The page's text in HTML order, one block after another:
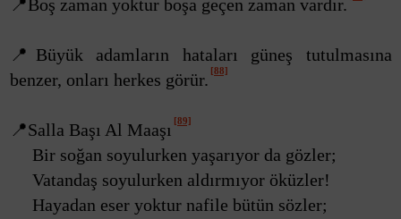
📍Boş zaman yoktur boşa geçen zaman vardır.
📍Büyük adamların hataları güneş tutulmasına
benzer, onları herkes görür. [88]
📍Salla Başı Al Maaşı [89]
Bir soğan soyulurken yaşarıyor da gözler;
Vatandaş soyulurken aldırmıyor öküzler!
Hayadan eser yoktur nafile bütün sözler;